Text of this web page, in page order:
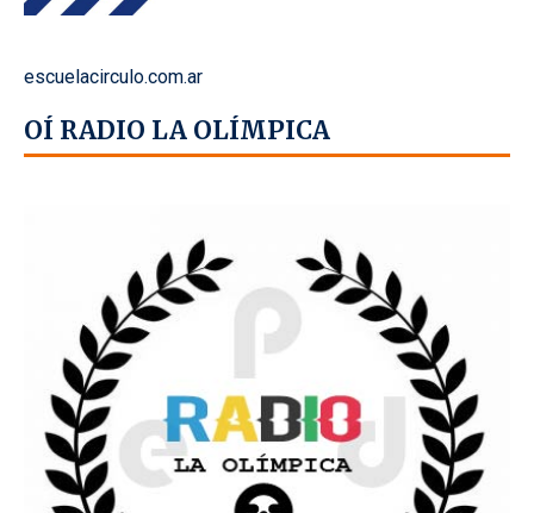
escuelacirculo.com.ar
OÍ RADIO LA OLÍMPICA